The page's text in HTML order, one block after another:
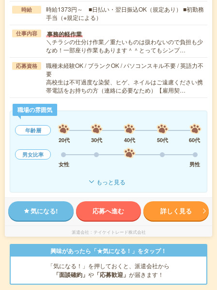
時給
時給1373円～ ■日払い・翌日振込OK（規定あり） ■初勤務
手当（※規定による）
仕事内容 事務的軽作業
＼チラシの仕分け作業／重たいものは扱わないので負担も少
なめ！一部座り作業もあります＾＾とってもシンプ…
応募資格
職種未経験OK / ブランクOK / パソコンスキル不要 / 英語力不
要
高校生は不可過度な染髪、ヒゲ、ネイルはご遠慮ください携
帯電話をお持ちの方（連絡に必要なため）【雇用契…
職場の雰囲気
年齢層
20代
30代 40代 50代
60代
男女比率
女性
男性
もっと見る
気になる! 応募へ進む 詳しく見る
派遣会社 テイケイトレード株式会社
興味があったら「★気になる！」をタップ！
「気になる！」を押しておくと、派遣会社から
「面談確約」 や 「応募歓迎」 が届きます！